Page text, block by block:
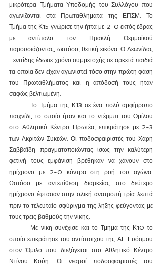
μικρότερα Τμήματα Υποδομής του Συλλόγου που
αγωνίζονται στα Πρωταθλήματα της ΕΠΣΜ. Το
Τμήμα της Κ15 γνώρισε την ήττα με 2-0 εκτός έδρας
με αντίπαλο τον Ηρακλή Θερμαϊκού
παρουσιάζοντας, ωστόσο, θετική εικόνα. Ο Λεωνίδας
Ξενιτίδης έδωσε χρόνο συμμετοχής σε αρκετά παιδιά
τα οποία δεν είχαν αγωνιστεί τόσο στην πρώτη φάση
του Πρωταθλήματος και η απόδοσή τους ήταν
σαφώς βελτιωμένη.
	Το Τμήμα της Κ13 σε ένα πολύ αμφίρροπο
παιχνίδι, το οποίο ήταν και το ντέρμπι του Ομίλου
στο Αθλητικό Κέντρο Πρωτέα, επικράτησε με 2-3
των Ακριτών Συκεών. Οι ποδοσφαιριστές του Χάρη
Σαββαΐδη πραγματοποιώντας ίσως την καλύτερη
φετινή τους εμφάνιση βρέθηκαν να χάνουν στο
ημίχρονο με 2-0 κόντρα στη ροή του αγώνα.
Ωστόσο με αντεπίθεση διαρκείας στο δεύτερο
ημίχρονο έφτασαν στην ολική ανατροπή τρία λεπτά
πριν το τελευταίο σφύριγμα της λήξης φεύγοντας με
τους τρεις βαθμούς την νίκης.
οποίο επικράτησε του αντίστοιχου της ΑΕ Ευόσμου
στον Όμιλο που διεξάγεται στο Αθλητικό Κέντρο
Ντίνου Κούη. Οι νεαροί ποδοσφαιριστές του